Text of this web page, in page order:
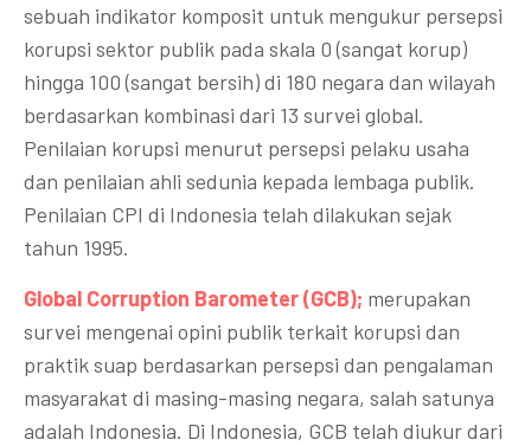
sebuah indikator komposit untuk mengukur persepsi
korupsi sektor publik pada skala 0 (sangat korup)
hingga 100 (sangat bersih) di 180 negara dan wilayah
berdasarkan kombinasi dari 13 survei global.
Penilaian korupsi menurut persepsi pelaku usaha
dan penilaian ahli sedunia kepada lembaga publik.
Penilaian CPI di Indonesia telah dilakukan sejak
tahun 1995.
Global Corruption Barometer (GCB); merupakan
survei mengenai opini publik terkait korupsi dan
praktik suap berdasarkan persepsi dan pengalaman
masyarakat di masing-masing negara, salah satunya
adalah Indonesia. Di Indonesia, GCB telah diukur dari